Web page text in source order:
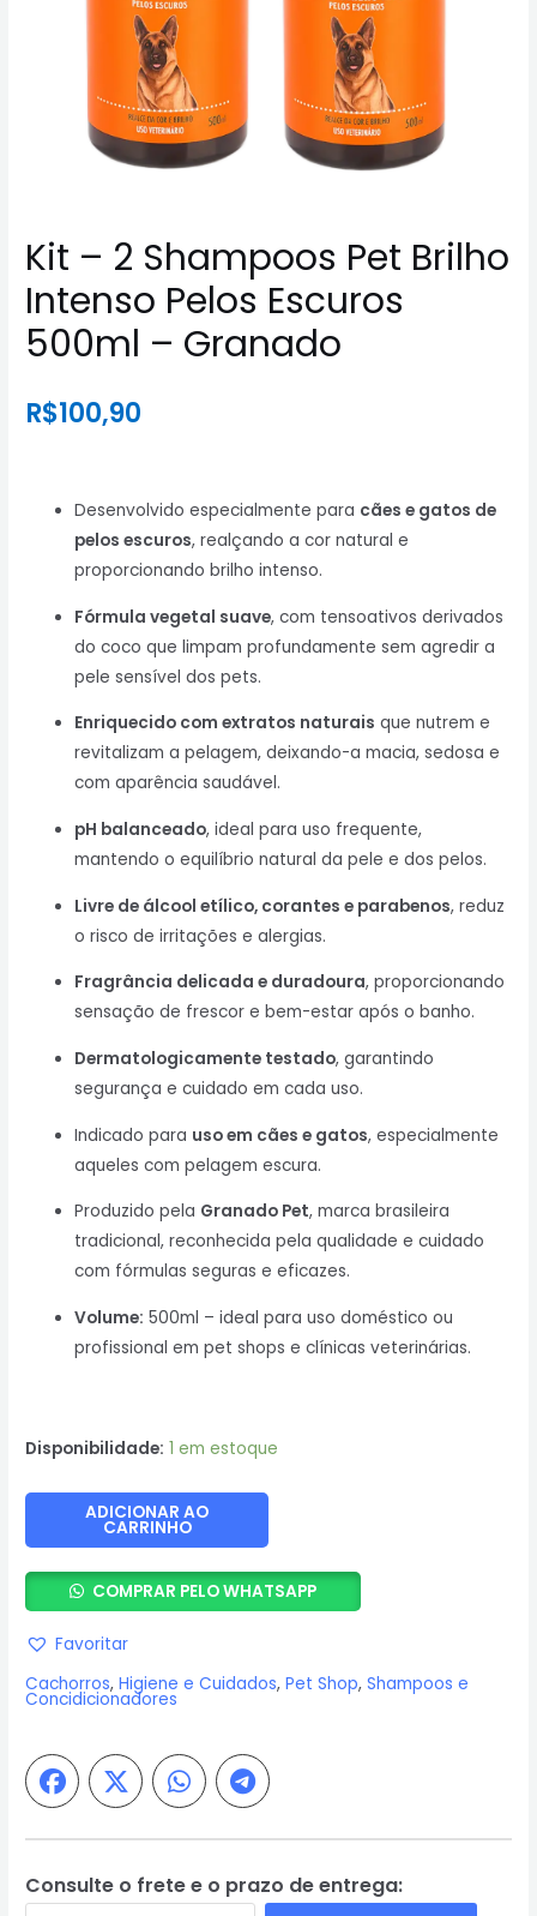
Kit – 2 Shampoos Pet Brilho
Intenso Pelos Escuros
500ml – Granado
R$100,90
Desenvolvido especialmente para cães e gatos de
pelos escuros, realçando a cor natural e
proporcionando brilho intenso.
Fórmula vegetal suave, com tensoativos derivados
do coco que limpam profundamente sem agredir a
pele sensível dos pets.
Enriquecido com extratos naturais que nutrem e
revitalizam a pelagem, deixando-a macia, sedosa e
com aparência saudável.
pH balanceado, ideal para uso frequente,
mantendo o equilíbrio natural da pele e dos pelos.
Livre de álcool etílico, corantes e parabenos, reduz
o risco de irritações e alergias.
Fragrância delicada e duradoura, proporcionando
sensação de frescor e bem-estar após o banho.
Dermatologicamente testado, garantindo
segurança e cuidado em cada uso.
Indicado para uso em cães e gatos, especialmente
aqueles com pelagem escura.
Produzido pela Granado Pet, marca brasileira
tradicional, reconhecida pela qualidade e cuidado
com fórmulas seguras e eficazes.
Volume: 500ml – ideal para uso doméstico ou
profissional em pet shops e clínicas veterinárias.
Disponibilidade: 1 em estoque
2
Shampoos
Brilho
Intenso
500ml
-
Granado
ADICIONAR AO
CARRINHO
COMPRAR PELO WHATSAPP
Favoritar
Cachorros,Higiene e Cuidados,Pet Shop,Shampoos e
Concidicionadores
Consulte o frete e o prazo de entrega: